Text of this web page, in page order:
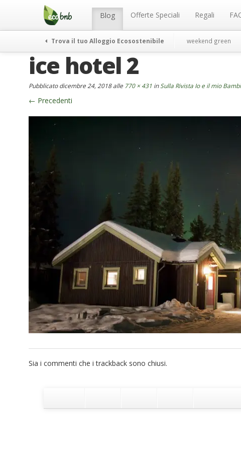
Menu Blog Offerte Speciali Regali
Trova il tuo Alloggio Ecosostenibile weekend green
ice hotel 2
Pubblicatodicembre 24, 2018alle 770 × 431 in Sulla Rivista Io e il mio
← Precedenti
Sia i commenti che i trackback sono chiusi.